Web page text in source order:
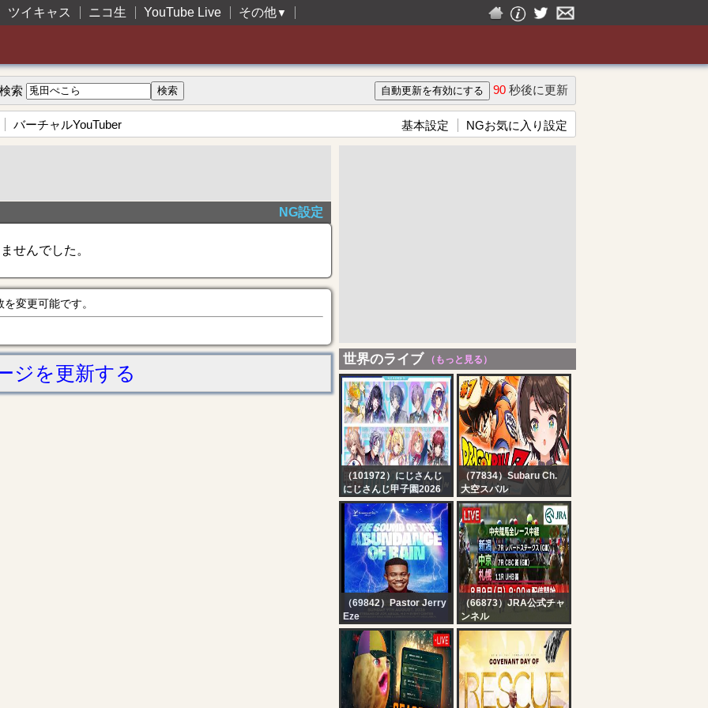
ツイキャス ニコ生 YouTube Live その他▼
検索 90 秒後に更新
バーチャルYouTuber 基本設定 NGお気に入り設定
NG設定
せんでした。
変更可能です。
ジを更新する
世界のライブ （もっと見る）
（101972）にじさんじ
にじさんじ甲子園2026
本戦 Day2【 #にじ甲
2026_Day2 】
（77834）Subaru Ch.
大空スバル
【#7】ドラゴンボールカ
カロットやるしゅばああ
あああああああああああ
あああああああああああ
あああ！！！！！！【ホ
ロライブ/大空スバル】
（69842）Pastor Jerry
Eze
THE SOUND OF THE
ABUNDANCE OF RAIN
|| SUNDAY SERVICE ||
9TH AUGUST 2026
（66873）JRA公式チャ
ンネル
【ライブ配信】8月9日
（日曜）中央競馬全レー
ス中継（新潟・中京・札
幌）